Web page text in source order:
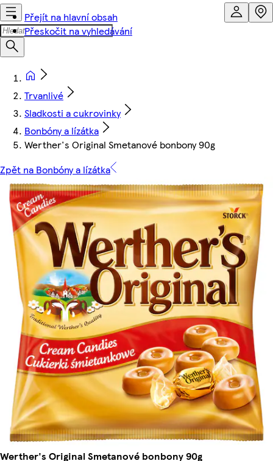
Přejít na hlavní obsah
Přeskočit na vyhledávání
Trvanlivé
Sladkosti a cukrovinky
Bonbóny a lízátka
Werther's Original Smetanové bonbony 90g
Zpět na Bonbóny a lízátka
Werther's Original Smetanové bonbony 90g